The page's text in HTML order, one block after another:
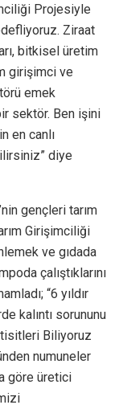
Projesiyle
Ziraat
bitkisel üretim
girişimci ve
emek
sektör. Ben işini
en canlı
diye
gençleri tarım
Girişimciliği
ve gıdada
çalıştıklarını
“6 yıldır
kalıntı sorununu
Biliyoruz
numuneler
göre üretici